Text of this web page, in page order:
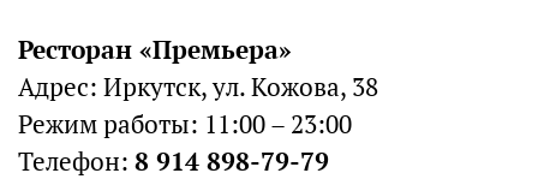
Ресторан «Премьера»
Адрес: Иркутск, ул. Кожова, 38
Режим работы: 11:00 – 23:00
Телефон: 8 914 898-79-79